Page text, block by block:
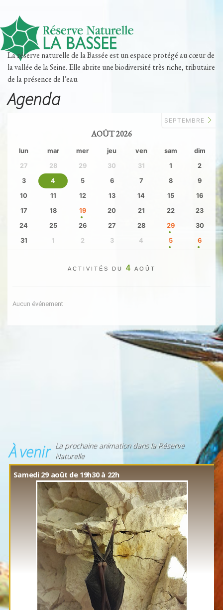
La réserve naturelle de la Bassée est un espace protégé au cœur de
la vallée de la Seine. Elle abrite une biodiversité très riche, tributaire
de la présence de l’eau.
Agenda
AOÛT 2026
SEPTEMBRE
lun mar mer jeu ven sam
dim
27
28 29 30 31 1
2
3
4 5 6 7 8
9
10
11 12 13 14 15
16
17
18 19 20 21 22
23
24
25 26 27 28 29
30
31
1 2 3 4 5 6
ACTIVITÉS DU 4 AOÛT
Aucun événement
À venir
La prochaine animation dans la Réserve
Naturelle
Samedi 29 août de 19h30 à 22h